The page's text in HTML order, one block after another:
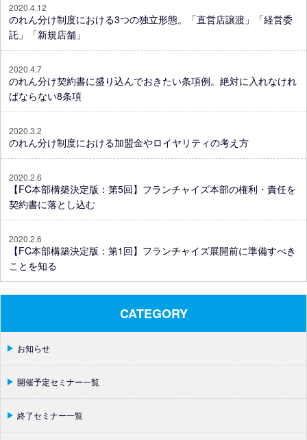
2020.4.12
のれん分け制度における3つの独立形態。「直営店譲渡」「経営委
託」「新規店舗」
2020.4.7
のれん分け契約書に盛り込んでおきたい条項例。絶対に入れなけれ
ばならない8条項
2020.3.2
のれん分け制度における加盟金やロイヤリティの考え方
2020.2.6
【FC本部構築決定版：第5回】フランチャイズ本部の権利・責任を
契約書に落とし込む
2020.2.6
【FC本部構築決定版：第1回】フランチャイズ展開前に準備すべき
ことを知る
CATEGORY
お知らせ
開催予定セミナー一覧
終了セミナー一覧